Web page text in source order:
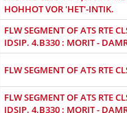
HOHHOT VOR 'HET'-INTIK.
FLW SEGMENT OF ATS RTE
IDSIP. 4.B330 : MORIT -
FLW SEGMENT OF ATS RTE
FLW SEGMENT OF ATS RTE
IDSIP. 4.B330 : MORIT -